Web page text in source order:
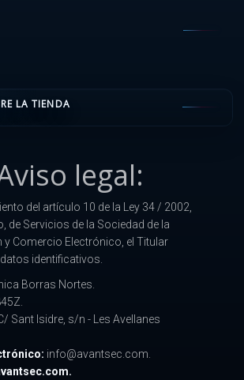
LA TIENDA
legal:
del artículo 10 de la Ley 34 / 2002,
de Servicios de la Sociedad de la
y Comercio Electrónico, el Titular
identificativos.
Borras Nortes.
Sant Isidre, s/n - Les Avellanes
info@avantsec.com.